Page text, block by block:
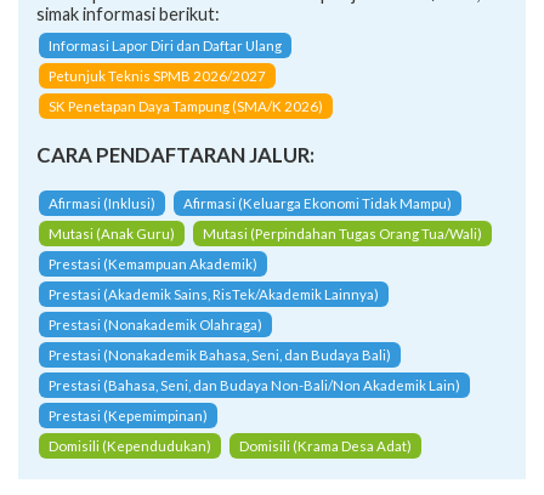
simak informasi berikut:
Informasi Lapor Diri dan Daftar Ulang
Petunjuk Teknis SPMB 2026/2027
SK Penetapan Daya Tampung (SMA/K 2026)
CARA PENDAFTARAN JALUR:
Afirmasi (Inklusi)
Afirmasi (Keluarga Ekonomi Tidak Mampu)
Mutasi (Anak Guru)
Mutasi (Perpindahan Tugas Orang Tua/Wali)
Prestasi (Kemampuan Akademik)
Prestasi (Akademik Sains, RisTek/Akademik Lainnya)
Prestasi (Nonakademik Olahraga)
Prestasi (Nonakademik Bahasa, Seni, dan Budaya Bali)
Prestasi (Bahasa, Seni, dan Budaya Non-Bali/Non Akademik Lain)
Prestasi (Kepemimpinan)
Domisili (Kependudukan)
Domisili (Krama Desa Adat)